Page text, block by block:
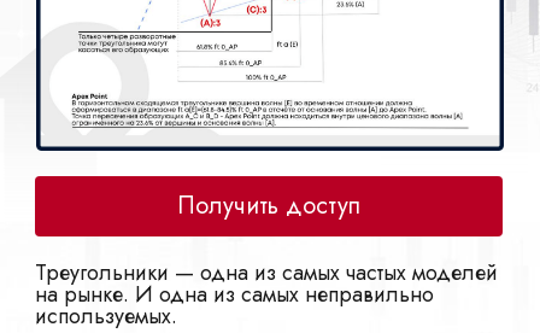
Треугольники — одна из самых частых моделей
на рынке. И одна из самых неправильно
используемых.
Получить доступ